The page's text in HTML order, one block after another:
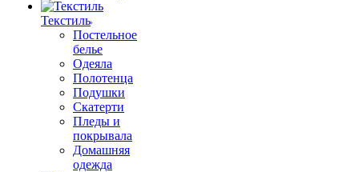
Текстиль
Постельное
белье
Одеяла
Полотенца
Подушки
Скатерти
Пледы и
покрывала
Домашняя
одежда